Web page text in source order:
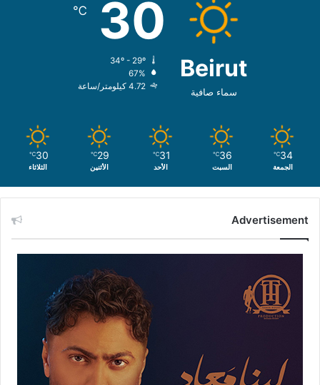
Beirut
سماء صافية
30
℃
67%
4.72 كيلومتر/ساعة
34
℃
الجمعة
36
℃
السبت
31
℃
الأحد
29
℃
الأثنين
30
℃
الثلاثاء
Advertisement